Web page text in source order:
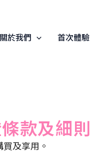
關於我們 首次體驗
款及細則
及享用。